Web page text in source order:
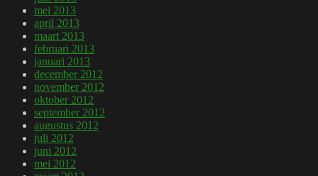
mei 2013
april 2013
maart 2013
februari 2013
januari 2013
december 2012
november 2012
oktober 2012
september 2012
augustus 2012
juli 2012
juni 2012
mei 2012